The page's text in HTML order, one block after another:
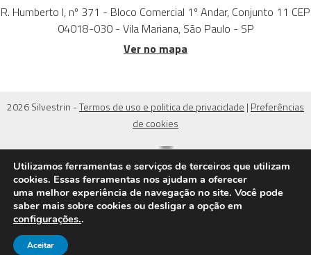
R. Humberto I, nº 371 - Bloco Comercial 1º Andar, Conjunto 11 CEP
04018-030 - Vila Mariana, São Paulo - SP
Ver no mapa
2026 Silvestrin -Termos de uso e politica de privacidade | Preferências
de cookies
Utilizamos ferramentas e serviços de terceiros que utilizam
cookies. Essas ferramentas nos ajudam a oferecer
uma melhor experiência de navegação no site. Você pode
saber mais sobre cookies ou desligar a opção em
configurações..
Aceitar